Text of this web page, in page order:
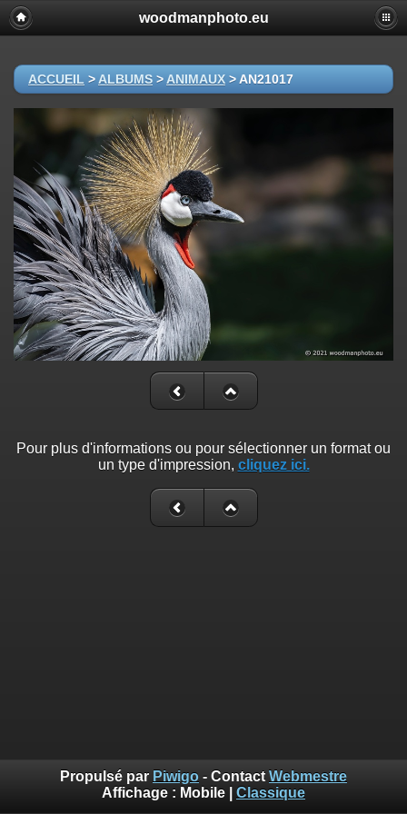
woodmanphoto.eu
ACCUEIL > ALBUMS > ANIMAUX > AN21017
Pour plus d'informations ou pour sélectionner un format ou
un type d'impression, cliquez ici.
Propulsé par Piwigo - Contact Webmestre
Affichage : Mobile Classique